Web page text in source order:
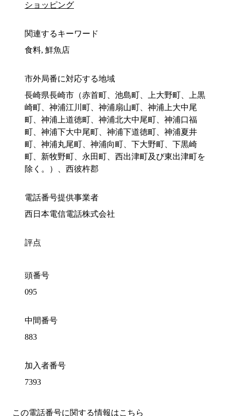
ショッピング
関連するキーワード
食料, 鮮魚店
市外局番に対応する地域
長崎県長崎市（赤首町、池島町、上大野町、上黒
崎町、神浦江川町、神浦扇山町、神浦上大中尾
町、神浦上道徳町、神浦北大中尾町、神浦口福
町、神浦下大中尾町、神浦下道徳町、神浦夏井
町、神浦丸尾町、神浦向町、下大野町、下黒崎
町、新牧野町、永田町、西出津町及び東出津町を
除く。）、西彼杵郡
電話番号提供事業者
西日本電信電話株式会社
評点
頭番号
095
中間番号
883
加入者番号
7393
この電話番号に関する情報はこちら